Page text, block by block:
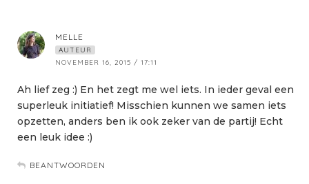
MELLE
AUTEUR
NOVEMBER 16, 2015 / 17:11
Ah lief zeg :) En het zegt me wel iets. In ieder geval een
superleuk initiatief! Misschien kunnen we samen iets
opzetten, anders ben ik ook zeker van de partij! Echt
een leuk idee :)
BEANTWOORDEN